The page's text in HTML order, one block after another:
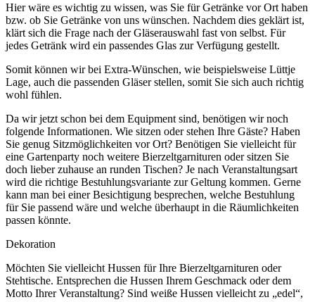
Hier wäre es wichtig zu wissen, was Sie für Getränke vor Ort haben
bzw. ob Sie Getränke von uns wünschen. Nachdem dies geklärt ist,
klärt sich die Frage nach der Gläserauswahl fast von selbst. Für
jedes Getränk wird ein passendes Glas zur Verfügung gestellt.
Somit können wir bei Extra-Wünschen, wie beispielsweise Lüttje
Lage, auch die passenden Gläser stellen, somit Sie sich auch richtig
wohl fühlen.
Da wir jetzt schon bei dem Equipment sind, benötigen wir noch
folgende Informationen. Wie sitzen oder stehen Ihre Gäste? Haben
Sie genug Sitzmöglichkeiten vor Ort? Benötigen Sie vielleicht für
eine Gartenparty noch weitere Bierzeltgarnituren oder sitzen Sie
doch lieber zuhause an runden Tischen? Je nach Veranstaltungsart
wird die richtige Bestuhlungsvariante zur Geltung kommen. Gerne
kann man bei einer Besichtigung besprechen, welche Bestuhlung
für Sie passend wäre und welche überhaupt in die Räumlichkeiten
passen könnte.
Dekoration
Möchten Sie vielleicht Hussen für Ihre Bierzeltgarnituren oder
Stehtische. Entsprechen die Hussen Ihrem Geschmack oder dem
Motto Ihrer Veranstaltung? Sind weiße Hussen vielleicht zu „edel“,